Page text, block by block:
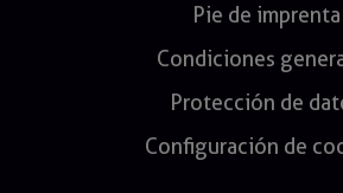
Pie de imprenta
Condiciones
Protección de
Configuración de